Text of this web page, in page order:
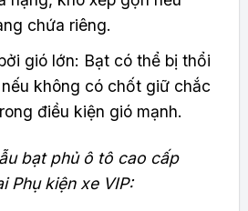
chứa riêng.
gió lớn: Bạt có thể bị thổi
không có chốt giữ chắc
điều kiện gió mạnh.
bạt phủ ô tô cao cấp
Phụ kiện xe VIP: